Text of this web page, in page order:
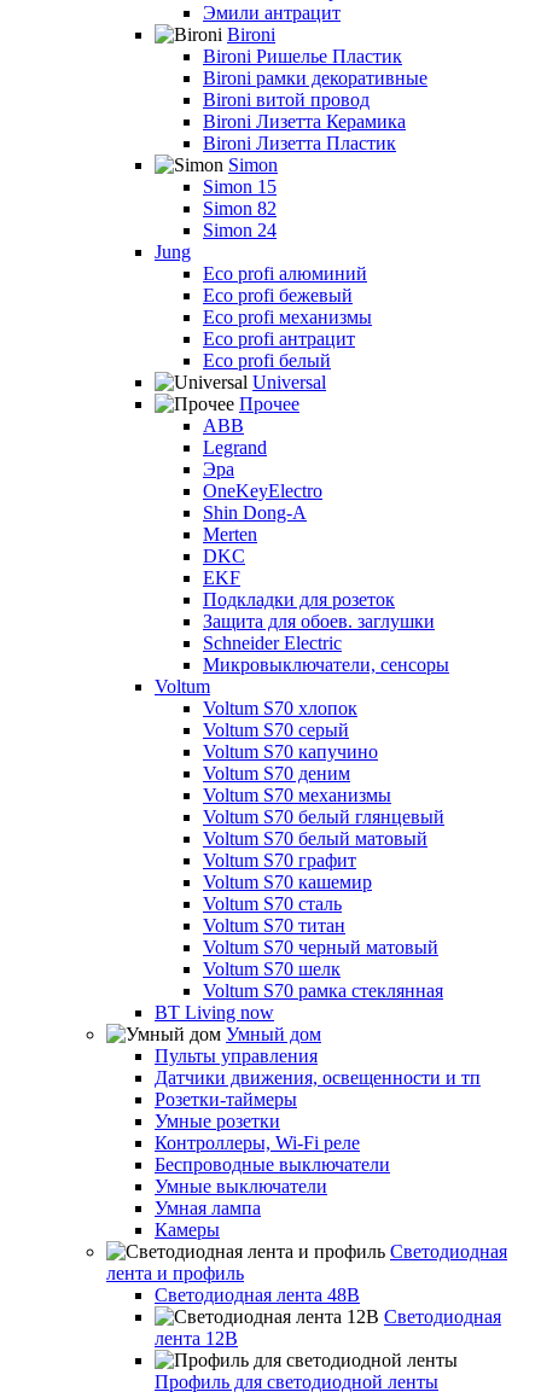
Эмили антрацит
Bironi
Bironi Ришелье Пластик
Bironi рамки декоративные
Bironi витой провод
Bironi Лизетта Керамика
Bironi Лизетта Пластик
Simon
Simon 15
Simon 82
Simon 24
Jung
Eco profi алюминий
Eco profi бежевый
Eco profi механизмы
Eco profi антрацит
Eco profi белый
Universal
Прочее
ABB
Legrand
Эра
OneKeyElectro
Shin Dong-A
Merten
DKC
EKF
Подкладки для розеток
Защита для обоев. заглушки
Schneider Electric
Микровыключатели, сенсоры
Voltum
Voltum S70 хлопок
Voltum S70 серый
Voltum S70 капучино
Voltum S70 деним
Voltum S70 механизмы
Voltum S70 белый глянцевый
Voltum S70 белый матовый
Voltum S70 графит
Voltum S70 кашемир
Voltum S70 сталь
Voltum S70 титан
Voltum S70 черный матовый
Voltum S70 шелк
Voltum S70 рамка стеклянная
BT Living now
Умный дом
Пульты управления
Датчики движения, освещенности и тп
Розетки-таймеры
Умные розетки
Контроллеры, Wi-Fi реле
Беспроводные выключатели
Умные выключатели
Умная лампа
Камеры
Светодиодная
лента и профиль
Светодиодная лента 48В
Светодиодная
лента 12В
Профиль для светодиодной ленты